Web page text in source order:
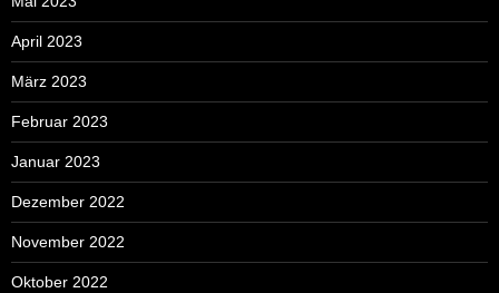
April 2023
März 2023
Februar 2023
Januar 2023
Dezember 2022
November 2022
Oktober 2022